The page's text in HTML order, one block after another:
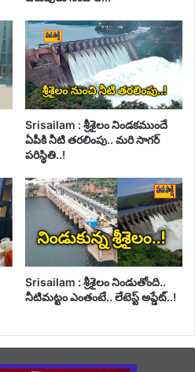
Srisailam : శ్రీశైలం నిండకముందే
ఏపీకి నీటి తరలింపు.. మరి సాగర్
పరిస్థితి..!
Srisailam : శ్రీశైలం నిండుతోంది..
నీటిమట్టం ఎంతంటే.. లేటెస్ట్ అప్డేట్..!